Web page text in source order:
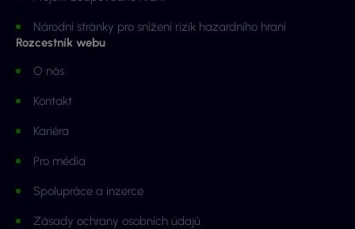
Národní stránky pro snížení rizik hazardního hraní
Rozcestník webu
O nás
Kontakt
Kariéra
Pro média
Spolupráce a inzerce
Zásady ochrany osobních údajů